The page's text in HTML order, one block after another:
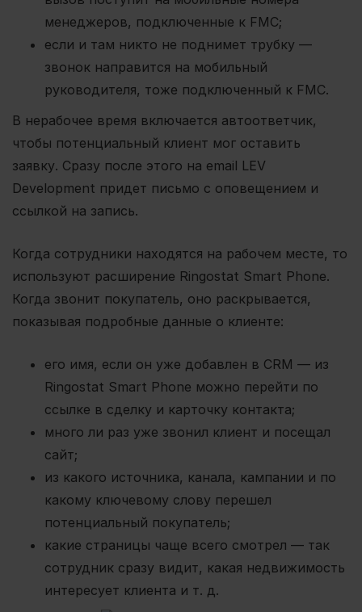
менеджеров, подключенные к FMC;
если и там никто не поднимет трубку —
звонок направится на мобильный
руководителя, тоже подключенный к FMC.
В нерабочее время включается автоответчик,
чтобы потенциальный клиент мог оставить
заявку. Сразу после этого на email LEV
Development придет письмо с оповещением и
ссылкой на запись.
Когда сотрудники находятся на рабочем месте, то
используют расширение Ringostat Smart Phone.
Когда звонит покупатель, оно раскрывается,
показывая подробные данные о клиенте:
его имя, если он уже добавлен в CRM — из
Ringostat Smart Phone можно перейти по
ссылке в сделку и карточку контакта;
много ли раз уже звонил клиент и посещал
сайт;
из какого источника, канала, кампании и по
какому ключевому слову перешел
потенциальный покупатель;
какие страницы чаще всего смотрел — так
сотрудник сразу видит, какая недвижимость
интересует клиента и т. д.